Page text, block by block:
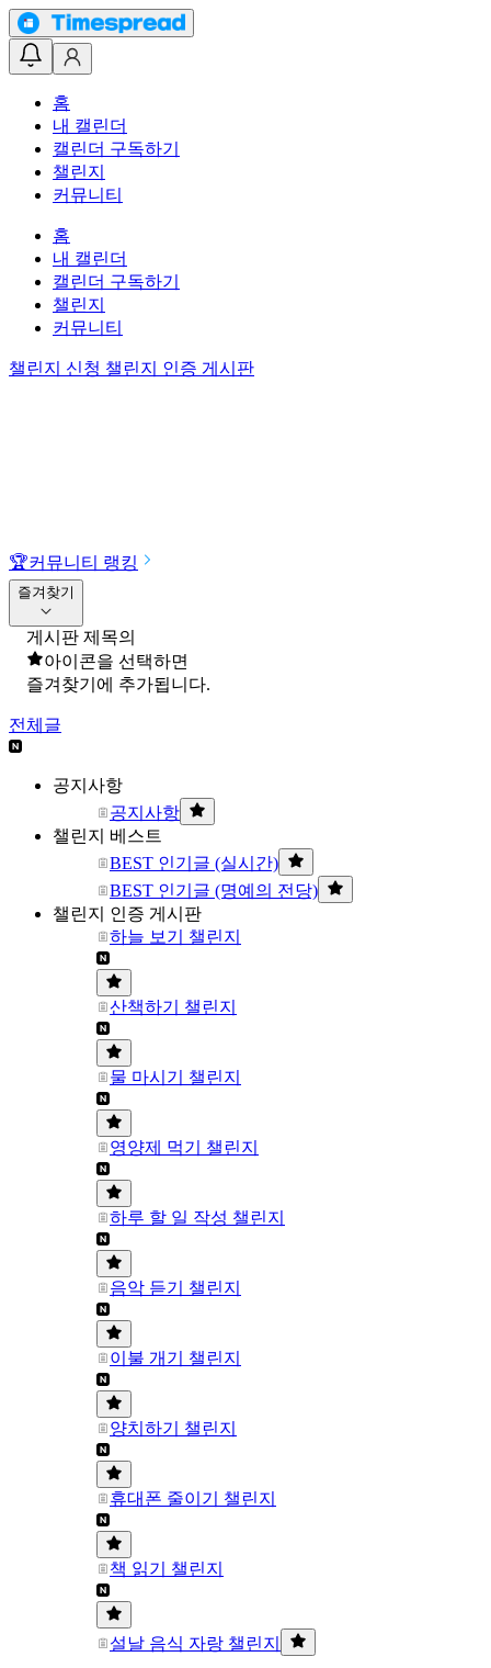
홈
내 캘린더
캘린더 구독하기
챌린지
커뮤니티
홈
내 캘린더
캘린더 구독하기
챌린지
커뮤니티
챌린지 신청 챌린지 인증 게시판
🏆커뮤니티 랭킹
즐겨찾기
게시판 제목의
아이콘을 선택하면
즐겨찾기에 추가됩니다.
전체글
공지사항
공지사항
챌린지 베스트
BEST 인기글 (실시간)
BEST 인기글 (명예의 전당)
챌린지 인증 게시판
하늘 보기 챌린지
산책하기 챌린지
물 마시기 챌린지
영양제 먹기 챌린지
하루 할 일 작성 챌린지
음악 듣기 챌린지
이불 개기 챌린지
양치하기 챌린지
휴대폰 줄이기 챌린지
책 읽기 챌린지
설날 음식 자랑 챌린지